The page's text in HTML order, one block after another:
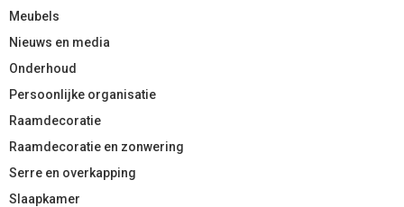
Meubels
Nieuws en media
Onderhoud
Persoonlijke organisatie
Raamdecoratie
Raamdecoratie en zonwering
Serre en overkapping
Slaapkamer